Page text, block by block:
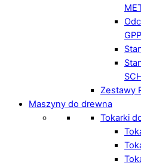
Zestawy
Maszyny do drewna
Tokarki